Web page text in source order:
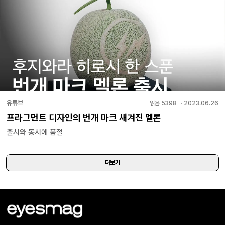
유튜브 읽음 5398 ・ 2023.06.26
프라그먼트 디자인의 번개 마크 새겨진 멜론
출시와 동시에 품절
더보기